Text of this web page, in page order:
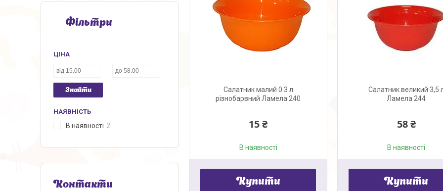
Салатник малий 0.3 л
різнобарвний Ламела 240
15 ₴
В наявності
Купити
Салатник великий 3,5
Ламела 244
58 ₴
В наявності
Купити
Фільтри
ЦІНА
Знайти
НАЯВНІСТЬ
В наявності 2
Контакти